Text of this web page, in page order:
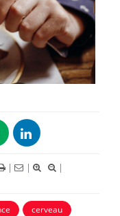
| |
|
cerveau